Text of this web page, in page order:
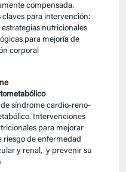
compensada.
claves para intervención:
estrategias nutricionales
para mejoría de
corporal
síndrome cardio-reno-
Intervenciones
para mejorar
riesgo de enfermedad
y renal, y prevenir su